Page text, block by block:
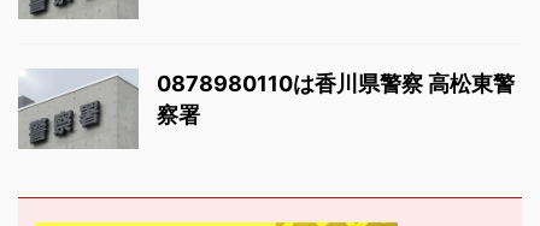
0878980110は香川県警察 高松東警
察署